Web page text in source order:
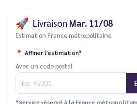
🚀 Livraison Mar. 11/08
Estimation France métropolitaine
📍 Affiner l'estimation*
Avec un code postal
*Service réservé à la France